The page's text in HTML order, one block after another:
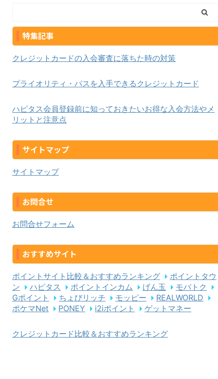
特集記事
クレジットカードの入会審査に落ちた時の対策
プライオリティ・パスを入手できるクレジットカード
ハピタス会員登録前に知っておきたいお得な入会方法やメ
リットと注意点
サイトマップ
サイトマップ
お問合せ
お問合せフォーム
おすすめサイト
ポイントサイト比較＆おすすめランキング
ポイントタウ
ン
ハピタス ポイントインカム げん玉
モバトク
Gポイント
ちょびリッチ モッピー
REALWORLD
ポケマNet
PONEY i2iポイント ゲットマネー
クレジットカード比較＆おすすめランキング